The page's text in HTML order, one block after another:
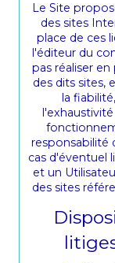
Le Site
des sites
place de ces
l'éditeur du
pas réaliser
des dits sites,
la
responsabilité
cas d'éventuel
et un
des sites